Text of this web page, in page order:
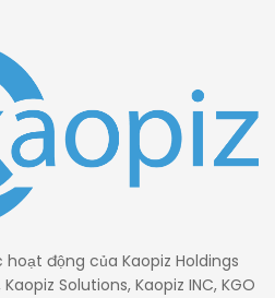
động của Kaopiz Holdings
Solutions, Kaopiz INC, KGO